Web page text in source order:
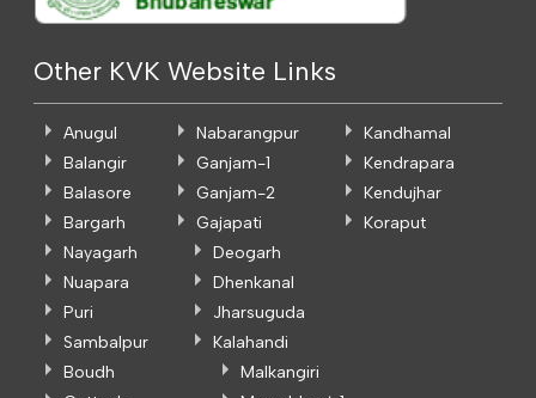
Other KVK Website Links
Anugul
Balangir
Balasore
Bargarh
Nabarangpur
Ganjam-1
Ganjam-2
Gajapati
Kandhamal
Kendrapara
Kendujhar
Koraput
Nayagarh
Nuapara
Puri
Sambalpur
Deogarh
Dhenkanal
Jharsuguda
Kalahandi
Boudh
Malkangiri